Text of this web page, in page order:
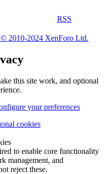
RSS
© 2010-2024 XenForo Ltd.
this site work, and optional
your preferences
cookies
to enable core functionality
management, and
reject these.